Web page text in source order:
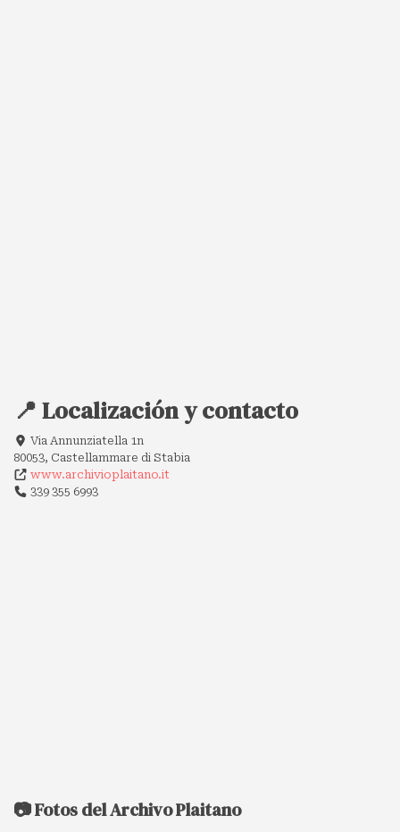
📍 Localización y contacto
Via Annunziatella 1n
80053, Castellammare di Stabia
www.archivioplaitano.it
339 355 6993
📷 Fotos del Archivo Plaitano